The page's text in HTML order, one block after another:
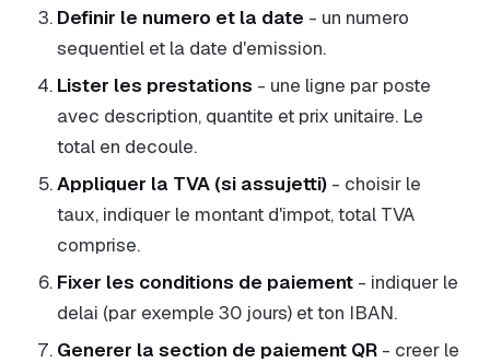
Definir le numero et la date - un numero
sequentiel et la date d'emission.
Lister les prestations - une ligne par poste
avec description, quantite et prix unitaire. Le
total en decoule.
Appliquer la TVA (si assujetti) - choisir le
taux, indiquer le montant d'impot, total TVA
comprise.
Fixer les conditions de paiement - indiquer le
delai (par exemple 30 jours) et ton IBAN.
Generer la section de paiement QR - creer le